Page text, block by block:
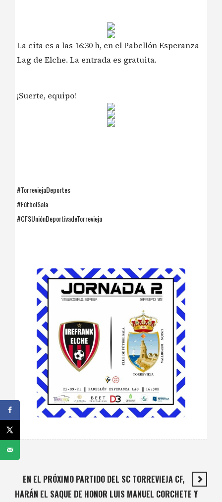
La cita es a las 16:30 h, en el Pabellón Esperanza
Lag de Elche. La entrada es gratuita.
¡Suerte, equipo!
#TorreviejaDeportes
#FútbolSala
#CFSUniónDeportivadeTorrevieja
EN EL PRÓXIMO PARTIDO DEL SC TORREVIEJA CF,
HARÁN EL SAQUE DE HONOR LUIS MANUEL CORCHETE Y